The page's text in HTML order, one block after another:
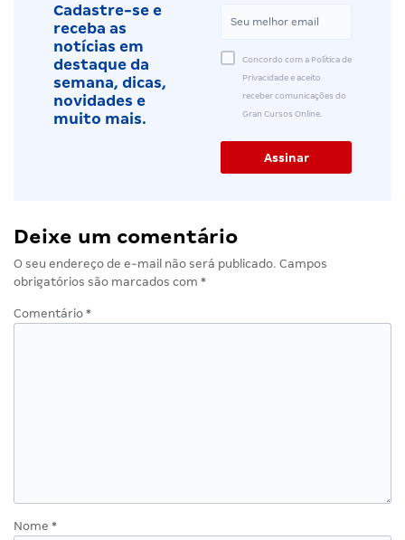
Cadastre-se e
receba as
notícias em
destaque da
semana, dicas,
novidades e
muito mais.
Concordo com a Política de
Privacidade e aceito
receber comunicações do
Gran Cursos Online.
Deixe um comentário
O seu endereço de e-mail não será publicado. Campos
obrigatórios são marcados com *
Comentário *
Nome *